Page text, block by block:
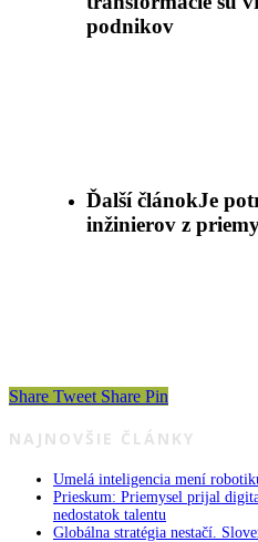
podnikov
Ďalší článokJe
inžinierov z
Share Tweet Share Pin
NAJNOVŠIE ČLÁNKY
Umelá inteligencia mení
Prieskum: Priemysel prijal
nedostatok talentu
Globálna stratégia nestačí.